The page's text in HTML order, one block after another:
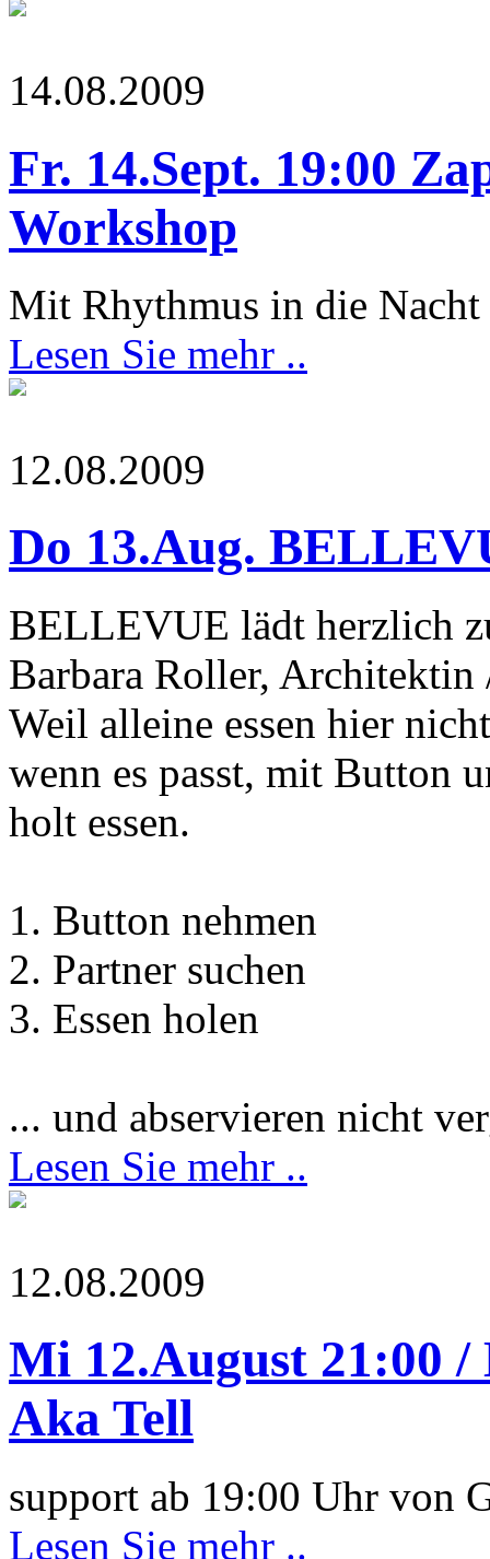
14.08.2009
Fr. 14.Sept. 19:00
Workshop
Mit Rhythmus in die Nacht
Lesen Sie mehr ..
12.08.2009
Do 13.Aug.
BELLEVUE lädt herzlich
Barbara Roller,
Weil alleine essen hier
wenn es passt, mit Button
holt essen.
1. Button nehmen
2. Partner suchen
3. Essen holen
... und abservieren nicht
Lesen Sie mehr ..
12.08.2009
Mi 12.August 21:00
Aka Tell
support ab 19:00 Uhr von
Lesen Sie mehr ..